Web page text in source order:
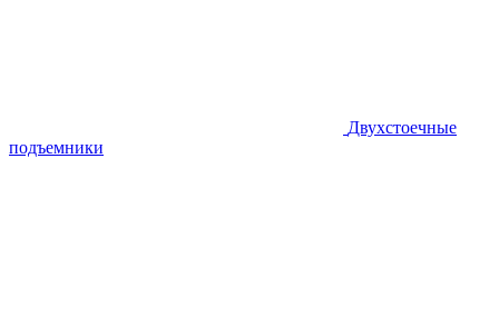
Двухстоечные
подъемники